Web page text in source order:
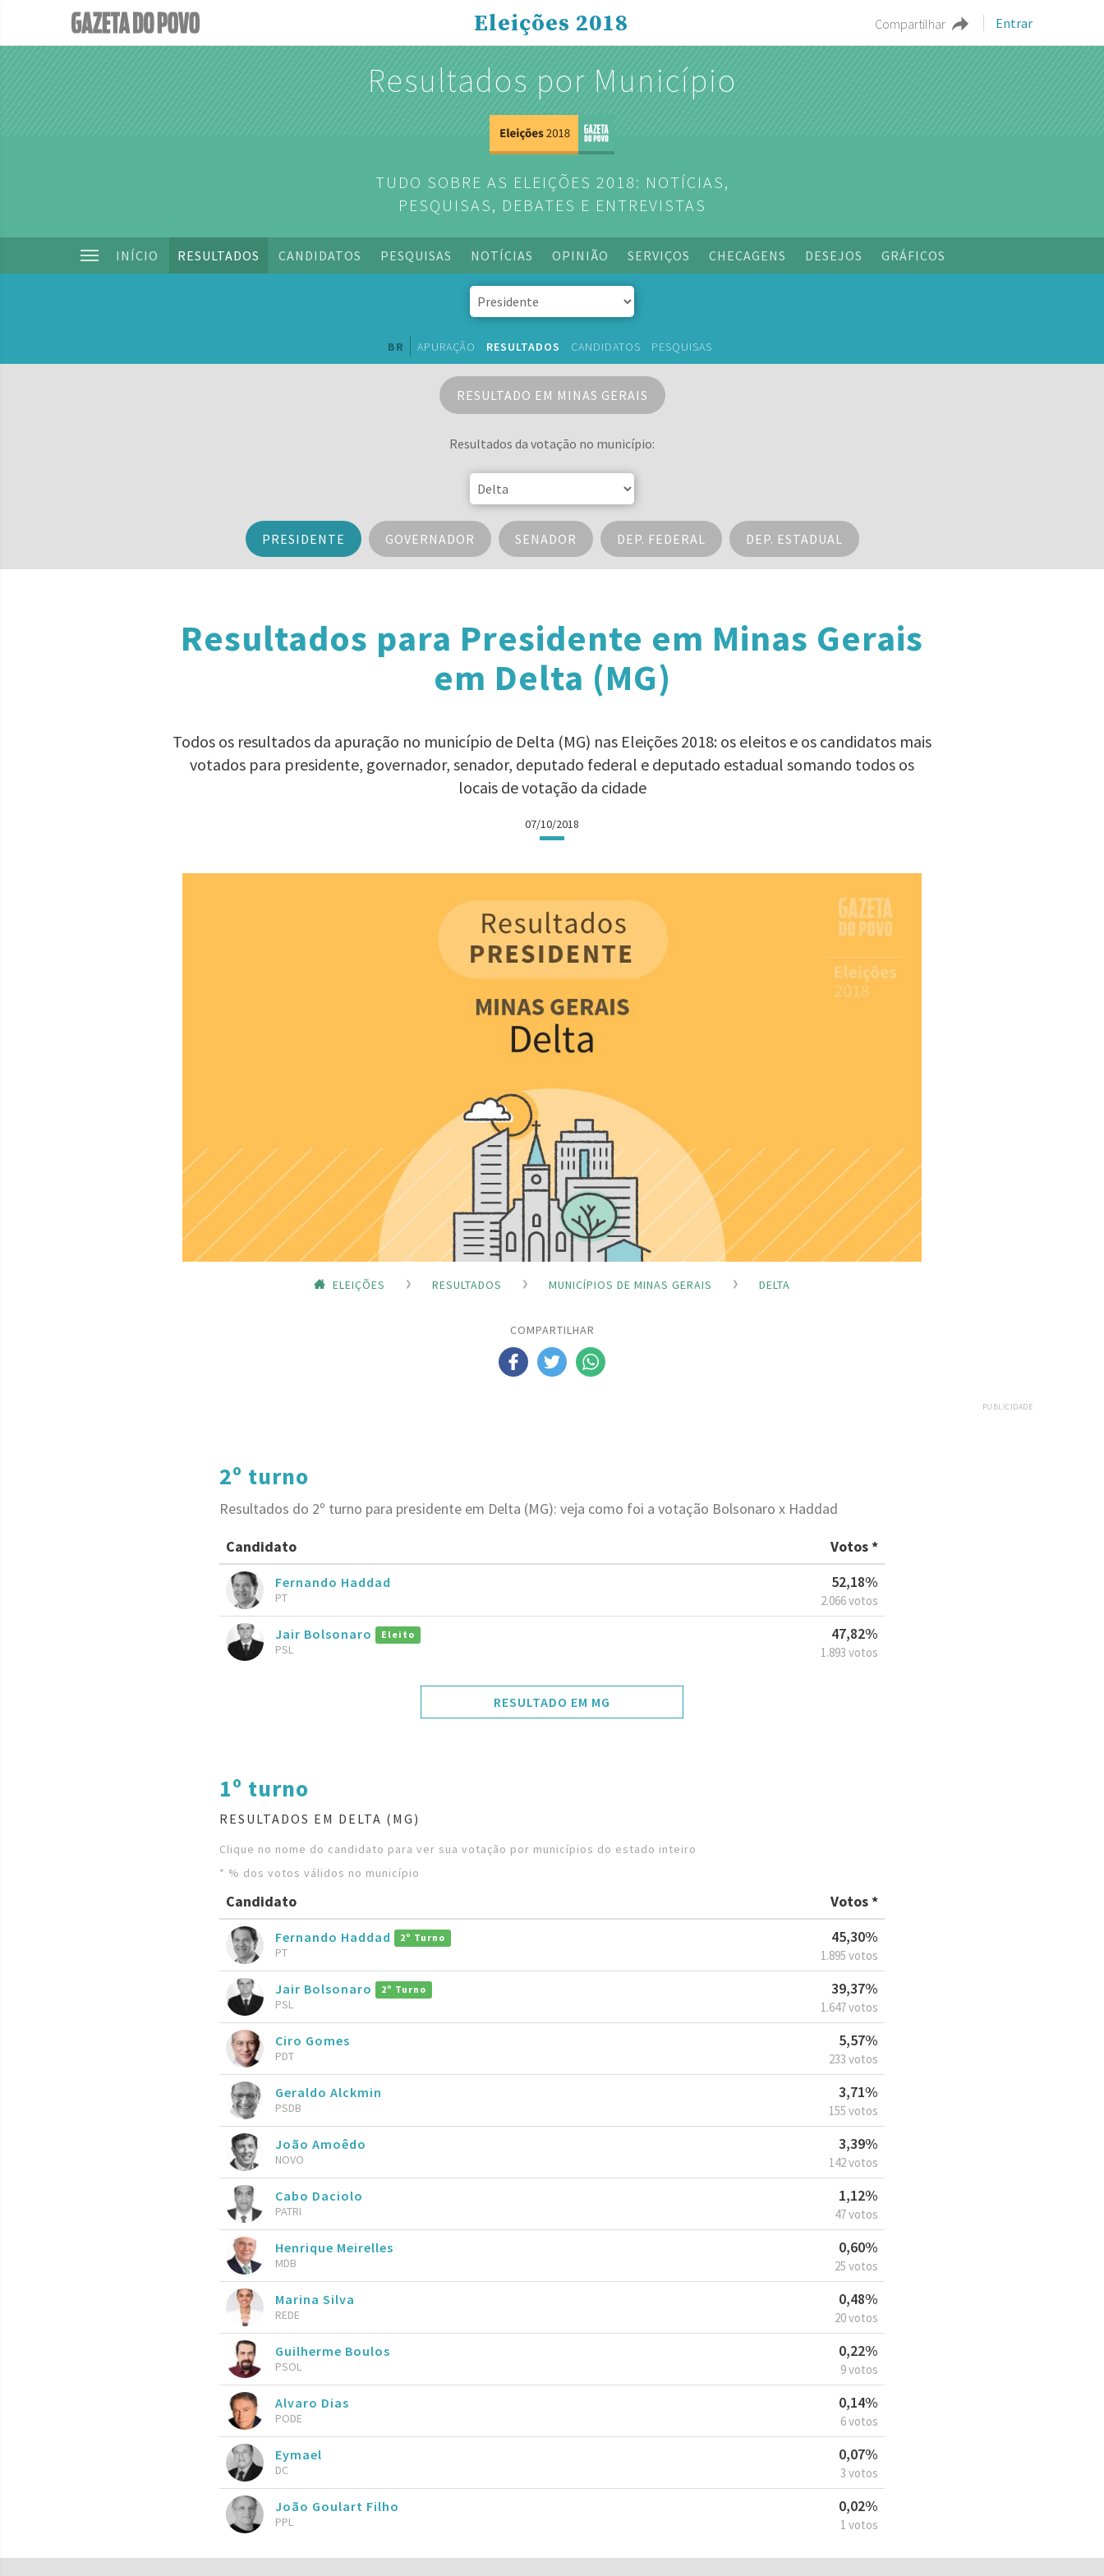
Compartilhar Entrar
Eleições 2018
Resultados por Município
TUDO SOBRE AS ELEIÇÕES 2018: NOTÍCIAS,
PESQUISAS, DEBATES E ENTREVISTAS
INÍCIO RESULTADOS CANDIDATOS PESQUISAS NOTÍCIAS OPINIÃO SERVIÇOS CHECAGENS DESEJOS GRÁFICOS
BR APURAÇÃO RESULTADOS CANDIDATOS PESQUISAS
RESULTADO EM MINAS GERAIS
Resultados da votação no município:
PRESIDENTE GOVERNADOR SENADOR DEP. FEDERAL DEP. ESTADUAL
Resultados para Presidente em Minas Gerais
em Delta (MG)
Todos os resultados da apuração no município de Delta (MG) nas Eleições 2018: os eleitos e os candidatos mais
votados para presidente, governador, senador, deputado federal e deputado estadual somando todos os
locais de votação da cidade
07/10/2018
ELEIÇÕES RESULTADOS MUNICÍPIOS DE MINAS GERAIS DELTA
COMPARTILHAR
PUBLICIDADE
2º turno
Resultados do 2º turno para presidente em Delta (MG): veja como foi a votação Bolsonaro x Haddad
Candidato
Votos *
Fernando Haddad
PT
52,18%
2.066 votos
Jair Bolsonaro Eleito
PSL
47,82%
1.893 votos
RESULTADO EM MG
1º turno
RESULTADOS EM DELTA (MG)
Clique no nome do candidato para ver sua votação por municípios do estado inteiro
* % dos votos válidos no município
Candidato Votos *
Fernando Haddad 2º Turno
PT
45,30%
1.895 votos
Jair Bolsonaro 2º Turno
PSL
39,37%
1.647 votos
Ciro Gomes
PDT
5,57%
233 votos
Geraldo Alckmin
PSDB
3,71%
155 votos
João Amoêdo
NOVO
3,39%
142 votos
Cabo Daciolo
PATRI
1,12%
47 votos
Henrique Meirelles
MDB
0,60%
25 votos
Marina Silva
REDE
0,48%
20 votos
Guilherme Boulos
PSOL
0,22%
9 votos
Alvaro Dias
PODE
0,14%
6 votos
Eymael
DC
0,07%
3 votos
João Goulart Filho
PPL
0,02%
1 votos